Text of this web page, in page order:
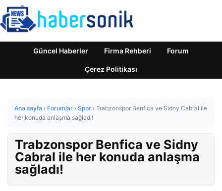
Güncel Haberler Firma Rehberi Forum
Çerez Politikası
Ana sayfa › Forumlar › Spor › Trabzonspor Benfica ve Sidny Cabral ile
her konuda anlaşma sağladı!
Trabzonspor Benfica ve Sidny
Cabral ile her konuda anlaşma
sağladı!